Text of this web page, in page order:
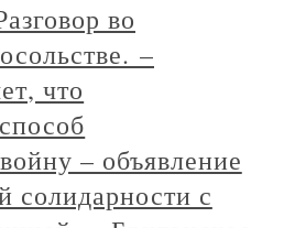
во
–
что
– объявление
солидарности с